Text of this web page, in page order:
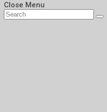
Close Menu